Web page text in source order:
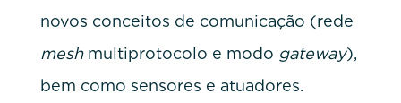
novos conceitos de comunicação (rede
meshmultiprotocolo e modo gateway),
bem como sensores e atuadores.